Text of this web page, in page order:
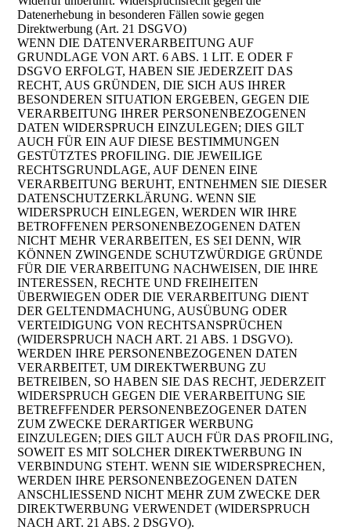
Datenerhebung in besonderen Fällen sowie gegen
Direktwerbung (Art. 21 DSGVO)
WENN DIE DATENVERARBEITUNG AUF
GRUNDLAGE VON ART. 6 ABS. 1 LIT. E ODER F
DSGVO ERFOLGT, HABEN SIE JEDERZEIT DAS
RECHT, AUS GRÜNDEN, DIE SICH AUS IHRER
BESONDEREN SITUATION ERGEBEN, GEGEN DIE
VERARBEITUNG IHRER PERSONENBEZOGENEN
DATEN WIDERSPRUCH EINZULEGEN; DIES GILT
AUCH FÜR EIN AUF DIESE BESTIMMUNGEN
GESTÜTZTES PROFILING. DIE JEWEILIGE
RECHTSGRUNDLAGE, AUF DENEN EINE
VERARBEITUNG BERUHT, ENTNEHMEN SIE DIESER
DATENSCHUTZERKLÄRUNG. WENN SIE
WIDERSPRUCH EINLEGEN, WERDEN WIR IHRE
BETROFFENEN PERSONENBEZOGENEN DATEN
NICHT MEHR VERARBEITEN, ES SEI DENN, WIR
KÖNNEN ZWINGENDE SCHUTZWÜRDIGE GRÜNDE
FÜR DIE VERARBEITUNG NACHWEISEN, DIE IHRE
INTERESSEN, RECHTE UND FREIHEITEN
ÜBERWIEGEN ODER DIE VERARBEITUNG DIENT
DER GELTENDMACHUNG, AUSÜBUNG ODER
VERTEIDIGUNG VON RECHTSANSPRÜCHEN
(WIDERSPRUCH NACH ART. 21 ABS. 1 DSGVO).
WERDEN IHRE PERSONENBEZOGENEN DATEN
VERARBEITET, UM DIREKTWERBUNG ZU
BETREIBEN, SO HABEN SIE DAS RECHT, JEDERZEIT
WIDERSPRUCH GEGEN DIE VERARBEITUNG SIE
BETREFFENDER PERSONENBEZOGENER DATEN
ZUM ZWECKE DERARTIGER WERBUNG
EINZULEGEN; DIES GILT AUCH FÜR DAS PROFILING,
SOWEIT ES MIT SOLCHER DIREKTWERBUNG IN
VERBINDUNG STEHT. WENN SIE WIDERSPRECHEN,
WERDEN IHRE PERSONENBEZOGENEN DATEN
ANSCHLIESSEND NICHT MEHR ZUM ZWECKE DER
DIREKTWERBUNG VERWENDET (WIDERSPRUCH
NACH ART. 21 ABS. 2 DSGVO).